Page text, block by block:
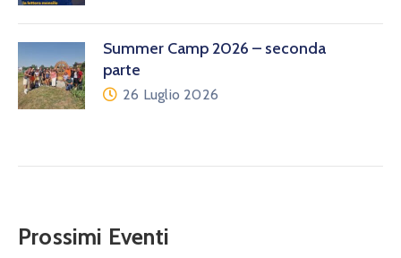
Summer Camp 2026 – seconda
parte
26 Luglio 2026
Prossimi Eventi